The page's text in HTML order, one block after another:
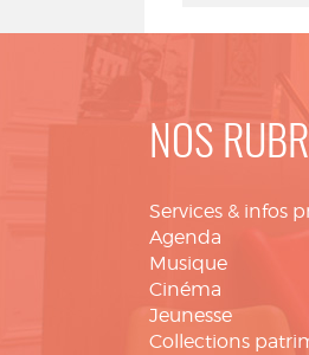
NOS
Services & infos
Agenda
Musique
Cinéma
Jeunesse
Collections